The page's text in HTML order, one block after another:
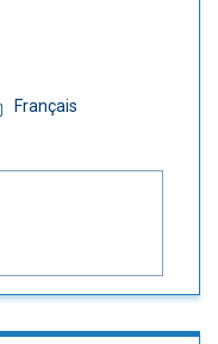
Français